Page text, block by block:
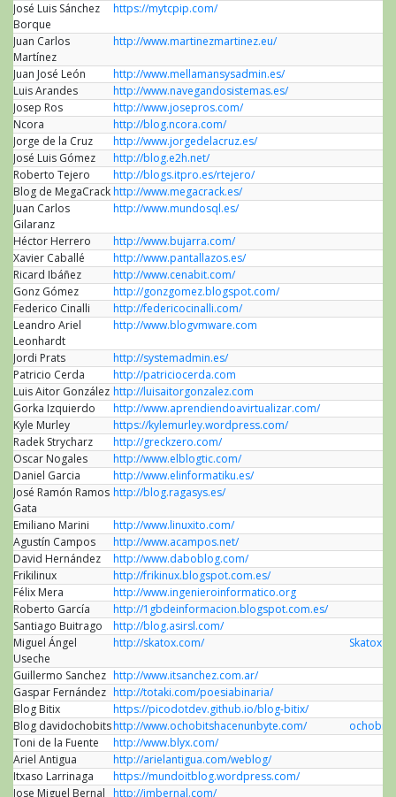
Nombre
Sitio web
José Luis Sánchez
Borque
https://mytcpip.com/
Juan Carlos
Martínez
http://www.martinezmartinez.eu/
Juan José León
http://www.mellamansysadmin.es/
Luis Arandes
http://www.navegandosistemas.es/
Josep Ros
http://www.josepros.com/
Ncora
http://blog.ncora.com/
Jorge de la Cruz
http://www.jorgedelacruz.es/
José Luis Gómez
http://blog.e2h.net/
Roberto Tejero
http://blogs.itpro.es/rtejero/
Blog de MegaCrackhttp://www.megacrack.es/
Juan Carlos
Gilaranz
http://www.mundosql.es/
Héctor Herrero
http://www.bujarra.com/
Xavier Caballé
http://www.pantallazos.es/
Ricard Ibáñez
http://www.cenabit.com/
Gonz Gómez
http://gonzgomez.blogspot.com/
Federico Cinalli
http://federicocinalli.com/
Leandro Ariel
Leonhardt
http://www.blogvmware.com
Jordi Prats
http://systemadmin.es/
Patricio Cerda
http://patriciocerda.com
Luis Aitor González http://luisaitorgonzalez.com
Gorka Izquierdo
http://www.aprendiendoavirtualizar.com/
Kyle Murley
https://kylemurley.wordpress.com/
Radek Strycharz
http://greckzero.com/
Oscar Nogales
http://www.elblogtic.com/
Daniel Garcia
http://www.elinformatiku.es/
José Ramón Ramos
Gata
http://blog.ragasys.es/
Emiliano Marini
http://www.linuxito.com/
Agustín Campos
http://www.acampos.net/
David Hernández
http://www.daboblog.com/
Frikilinux
http://frikinux.blogspot.com.es/
Félix Mera
http://www.ingenieroinformatico.org
Roberto García
http://1gbdeinformacion.blogspot.com.es/
Santiago Buitrago
http://blog.asirsl.com/
Miguel Ángel
Useche
http://skatox.com/ Skatox
Guillermo Sanchez http://www.itsanchez.com.ar/
Gaspar Fernández http://totaki.com/poesiabinaria/
Blog Bitix
https://picodotdev.github.io/blog-bitix/
Blog davidochobitshttp://www.ochobitshacenunbyte.com/
Toni de la Fuente
http://www.blyx.com/
Ariel Antigua
http://arielantigua.com/weblog/
Itxaso Larrinaga
https://mundoitblog.wordpress.com/
Jose Miguel Bernal http://jmbernal.com/